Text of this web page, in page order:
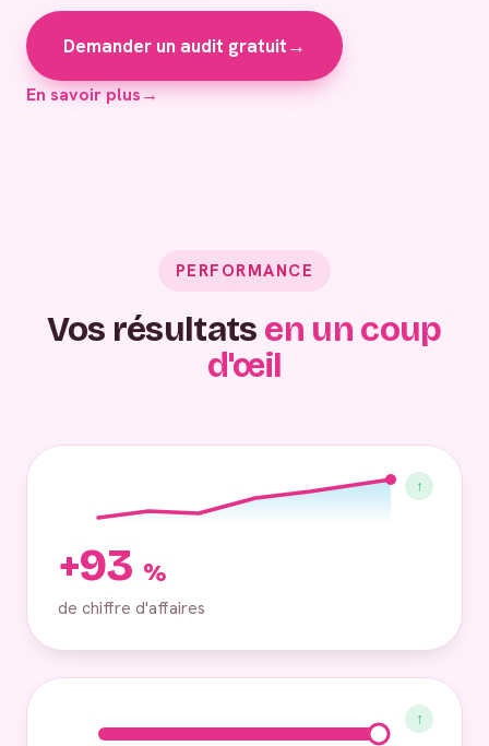
Demander un audit gratuit→
En savoir plus→
PERFORMANCE
Vos résultats en un coup
d'œil
↑
+93 %
de chiffre d'affaires
↑